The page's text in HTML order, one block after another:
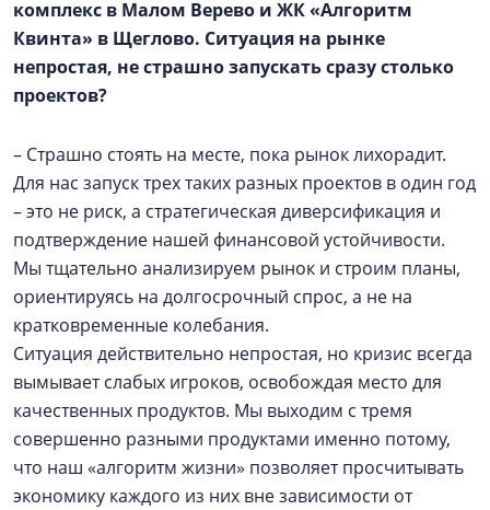
комплекс в Малом Верево и ЖК «Алгоритм
Квинта» в Щеглово. Ситуация на рынке
непростая, не страшно запускать сразу столько
проектов?
– Страшно стоять на месте, пока рынок лихорадит.
Для нас запуск трех таких разных проектов в один год
– это не риск, а стратегическая диверсификация и
подтверждение нашей финансовой устойчивости.
Мы тщательно анализируем рынок и строим планы,
ориентируясь на долгосрочный спрос, а не на
кратковременные колебания.
Ситуация действительно непростая, но кризис всегда
вымывает слабых игроков, освобождая место для
качественных продуктов. Мы выходим с тремя
совершенно разными продуктами именно потому,
что наш «алгоритм жизни» позволяет просчитывать
экономику каждого из них вне зависимости от